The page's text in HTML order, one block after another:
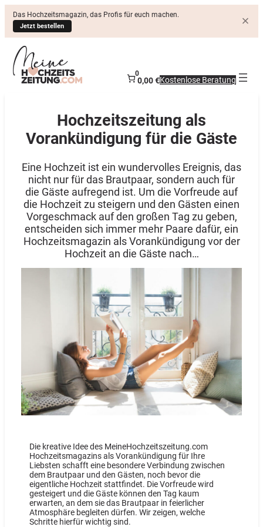
Das Hochzeitsmagazin, das Profis für euch machen.
Jetzt bestellen
0
0,00 €Kostenlose Beratung
Hochzeitszeitung als
Vorankündigung für die Gäste
Eine Hochzeit ist ein wundervolles Ereignis, das
nicht nur für das Brautpaar, sondern auch für
die Gäste aufregend ist. Um die Vorfreude auf
die Hochzeit zu steigern und den Gästen einen
Vorgeschmack auf den großen Tag zu geben,
entscheiden sich immer mehr Paare dafür, ein
Hochzeitsmagazin als Vorankündigung vor der
Hochzeit an die Gäste nach…
Die kreative Idee des MeineHochzeitszeitung.com
Hochzeitsmagazins als Vorankündigung für Ihre
Liebsten schafft eine besondere Verbindung zwischen
dem Brautpaar und den Gästen, noch bevor die
eigentliche Hochzeit stattfindet. Die Vorfreude wird
gesteigert und die Gäste können den Tag kaum
erwarten, an dem sie das Brautpaar in feierlicher
Atmosphäre begleiten dürfen. Wir zeigen, welche
Schritte hierfür wichtig sind.